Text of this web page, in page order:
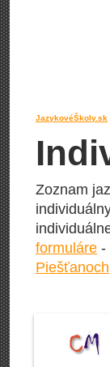
JazykovéŠkoly.sk
Zoznam
formuláre -
Piešťanoch